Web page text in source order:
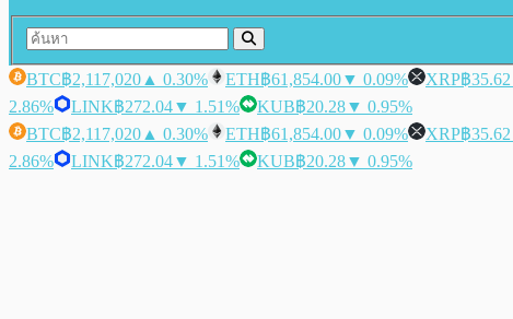
BTC฿2,117,020 ▲ 0.30% ETH฿61,854.00▼ 0.09% XRP฿35.62
2.86%
LINK฿272.04▼ 1.51% KUB฿20.28▼ 0.95%
BTC฿2,117,020 ▲ 0.30% ETH฿61,854.00▼ 0.09% XRP฿35.62
2.86%
LINK฿272.04▼ 1.51% KUB฿20.28▼ 0.95%